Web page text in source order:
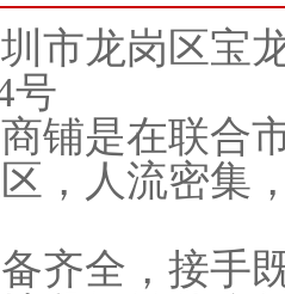
市龙岗区宝
号
铺是在联合
，人流密集
齐全，接手